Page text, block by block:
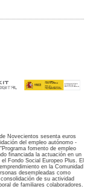
Novecientos sesenta euros
del empleo autónomo -
fomento de empleo
financiada la actuación en un
Fondo Social Europeo Plus. El
en la Comunidad
desempleadas como
de su actividad
de familiares colaboradores.